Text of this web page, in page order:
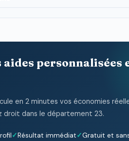
aides personnalisées
en 2 minutes vos économies
droit dans le département 23.
Résultat immédiat Gratuit et